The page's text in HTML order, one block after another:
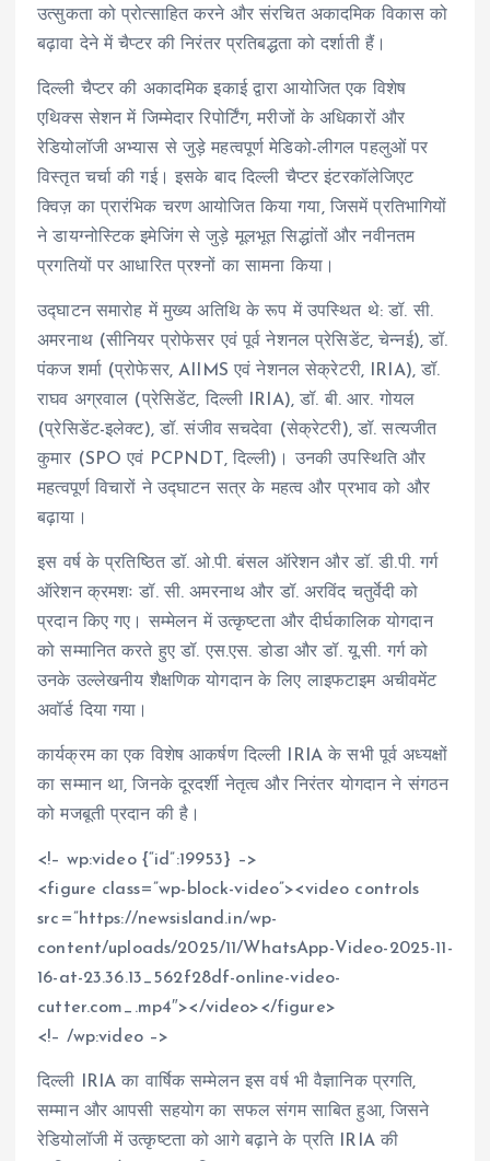
उत्सुकता को प्रोत्साहित करने और संरचित अकादमिक विकास को
बढ़ावा देने में चैप्टर की निरंतर प्रतिबद्धता को दर्शाती हैं।
दिल्ली चैप्टर की अकादमिक इकाई द्वारा आयोजित एक विशेष
एथिक्स सेशन में जिम्मेदार रिपोर्टिंग, मरीजों के अधिकारों और
रेडियोलॉजी अभ्यास से जुड़े महत्वपूर्ण मेडिको-लीगल पहलुओं पर
विस्तृत चर्चा की गई। इसके बाद दिल्ली चैप्टर इंटरकॉलेजिएट
क्विज़ का प्रारंभिक चरण आयोजित किया गया, जिसमें प्रतिभागियों
ने डायग्नोस्टिक इमेजिंग से जुड़े मूलभूत सिद्धांतों और नवीनतम
प्रगतियों पर आधारित प्रश्नों का सामना किया।
उद्घाटन समारोह में मुख्य अतिथि के रूप में उपस्थित थे: डॉ. सी.
अमरनाथ (सीनियर प्रोफेसर एवं पूर्व नेशनल प्रेसिडेंट, चेन्नई), डॉ.
पंकज शर्मा (प्रोफेसर, AIIMS एवं नेशनल सेक्रेटरी, IRIA), डॉ.
राघव अग्रवाल (प्रेसिडेंट, दिल्ली IRIA), डॉ. बी. आर. गोयल
(प्रेसिडेंट-इलेक्ट), डॉ. संजीव सचदेवा (सेक्रेटरी), डॉ. सत्यजीत
कुमार (SPO एवं PCPNDT, दिल्ली)। उनकी उपस्थिति और
महत्वपूर्ण विचारों ने उद्घाटन सत्र के महत्व और प्रभाव को और
बढ़ाया।
इस वर्ष के प्रतिष्ठित डॉ. ओ.पी. बंसल ऑरेशन और डॉ. डी.पी. गर्ग
ऑरेशन क्रमशः डॉ. सी. अमरनाथ और डॉ. अरविंद चतुर्वेदी को
प्रदान किए गए। सम्मेलन में उत्कृष्टता और दीर्घकालिक योगदान
को सम्मानित करते हुए डॉ. एस.एस. डोडा और डॉ. यू.सी. गर्ग को
उनके उल्लेखनीय शैक्षणिक योगदान के लिए लाइफटाइम अचीवमेंट
अवॉर्ड दिया गया।
कार्यक्रम का एक विशेष आकर्षण दिल्ली IRIA के सभी पूर्व अध्यक्षों
का सम्मान था, जिनके दूरदर्शी नेतृत्व और निरंतर योगदान ने संगठन
को मजबूती प्रदान की है।
<!– wp:video {“id”:19953} –>
<figure class=”wp-block-video”><video controls
src=”https://newsisland.in/wp-
content/uploads/2025/11/WhatsApp-Video-2025-11-
16-at-23.36.13_562f28df-online-video-
cutter.com_.mp4″></video></figure>
<!– /wp:video –>
दिल्ली IRIA का वार्षिक सम्मेलन इस वर्ष भी वैज्ञानिक प्रगति,
सम्मान और आपसी सहयोग का सफल संगम साबित हुआ, जिसने
रेडियोलॉजी में उत्कृष्टता को आगे बढ़ाने के प्रति IRIA की